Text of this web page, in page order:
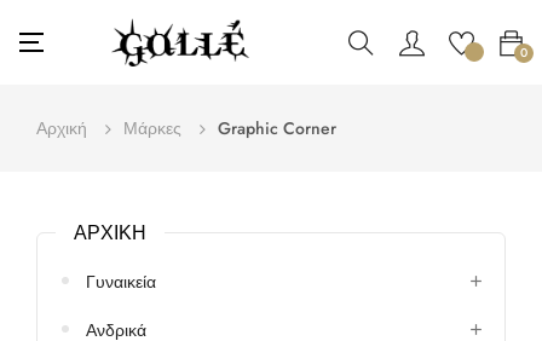
Toggle
navigation
☰ 0
Αρχική Μάρκες Graphic Corner
ΑΡΧΙΚΉ
Γυναικεία
Ανδρικά